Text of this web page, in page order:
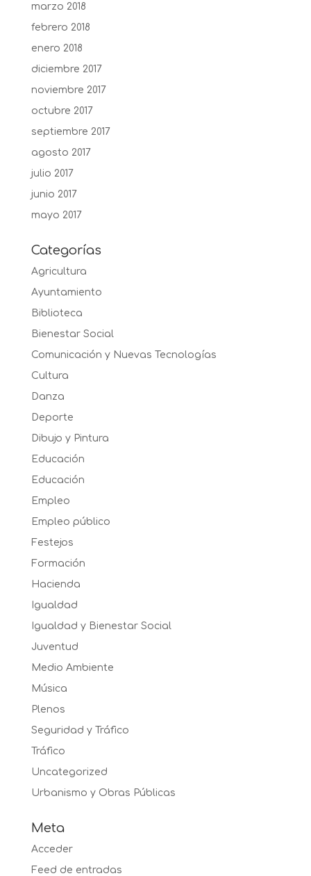
marzo 2018
febrero 2018
enero 2018
diciembre 2017
noviembre 2017
octubre 2017
septiembre 2017
agosto 2017
julio 2017
junio 2017
mayo 2017
Categorías
Agricultura
Ayuntamiento
Biblioteca
Bienestar Social
Comunicación y Nuevas Tecnologías
Cultura
Danza
Deporte
Dibujo y Pintura
Educación
Educación
Empleo
Empleo público
Festejos
Formación
Hacienda
Igualdad
Igualdad y Bienestar Social
Juventud
Medio Ambiente
Música
Plenos
Seguridad y Tráfico
Tráfico
Uncategorized
Urbanismo y Obras Públicas
Meta
Acceder
Feed de entradas